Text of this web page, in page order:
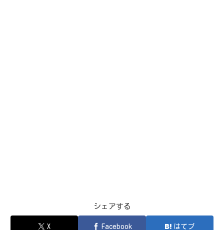
シェアする
X Facebook はてブ